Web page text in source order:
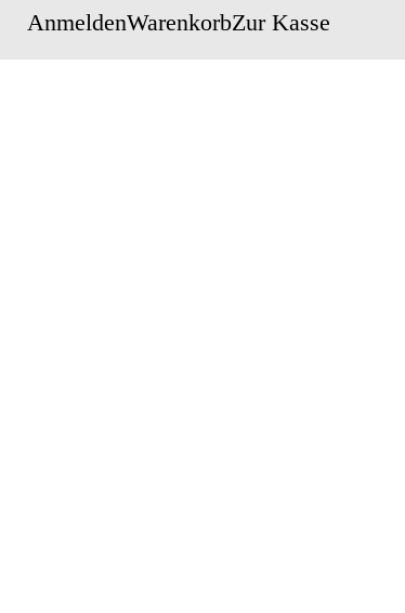
AnmeldenWarenkorbZur Kasse